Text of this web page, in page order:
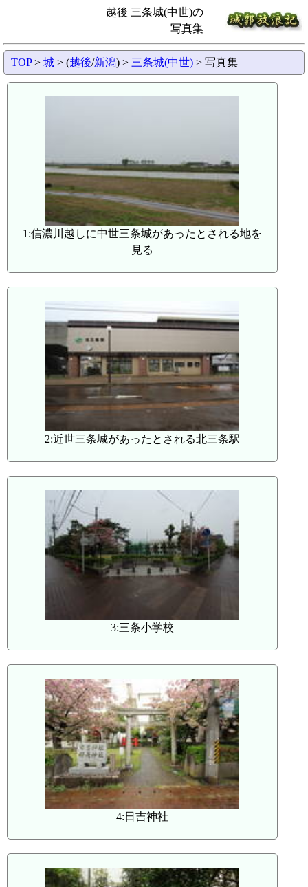
越後 三条城(中世)の
写真集
TOP> 城 > (越後/新潟) > 三条城(中世) > 写真集
1:信濃川越しに中世三条城があったとされる地を
見る
2:近世三条城があったとされる北三条駅
3:三条小学校
4:日吉神社